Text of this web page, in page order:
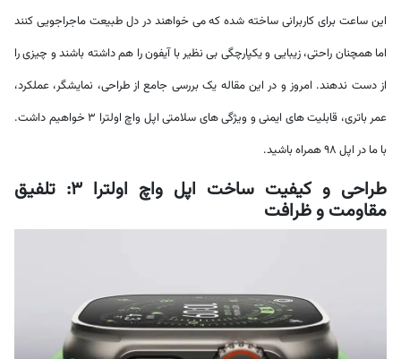
این ساعت برای کاربرانی ساخته شده که می خواهند در دل طبیعت ماجراجویی کنند
اما همچنان راحتی، زیبایی و یکپارچگی بی نظیر با آیفون را هم داشته باشند و چیزی را
از دست ندهند. امروز و در این مقاله یک بررسی جامع از طراحی، نمایشگر، عملکرد،
عمر باتری، قابلیت های ایمنی و ویژگی های سلامتی اپل واچ اولترا 3 خواهیم داشت.
با ما در اپل 98 همراه باشید.
طراحی و کیفیت ساخت اپل واچ اولترا 3: تلفیق
مقاومت و ظرافت